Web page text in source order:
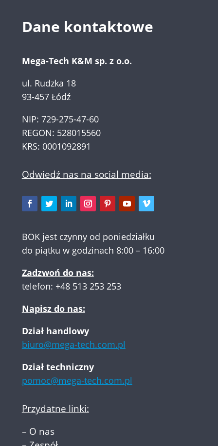
Dane kontaktowe
Mega-Tech K&M sp. z o.o.
ul. Rudzka 18
93-457 Łódź
NIP: 729-275-47-60
REGON: 528015560
KRS: 0001092891
Odwiedź nas na social media:
BOK jest czynny od poniedziałku
do piątku w godzinach 8:00 – 16:00
Zadzwoń do nas:
telefon: +48 513 253 253
Napisz do nas:
Dział handlowy
biuro@mega-tech.com.pl
Dział techniczny
pomoc@mega-tech.com.pl
Przydatne linki:
– O nas